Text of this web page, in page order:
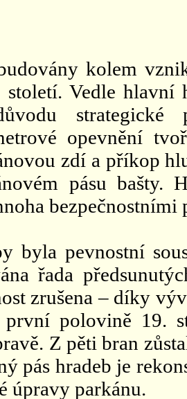
kolem
Vedle hlavní
opevnění
zdí a příkop
pásu bašty.
bezpečnostními
byla pevnostní
řada
zrušena – díky
první polovině 19.
Z pěti bran
pás hradeb je
úpravy parkánu.